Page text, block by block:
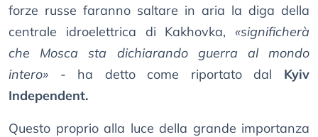
forze russe faranno saltare in aria la diga della
centrale idroelettrica di Kakhovka, «significherà
che Mosca sta dichiarando guerra al mondo
intero» - ha detto come riportato dal Kyiv
Independent.
Questo proprio alla luce della grande importanza